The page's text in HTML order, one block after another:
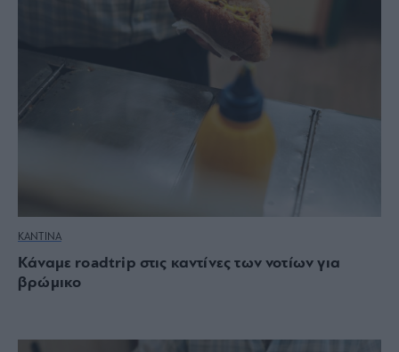
ΚΑΝΤΙΝΑ
Κάναμε roadtrip στις καντίνες των νοτίων για
βρώμικο